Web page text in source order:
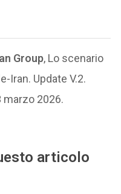
Group, Lo scenario
Iran. Update V.2.
marzo 2026.
articolo